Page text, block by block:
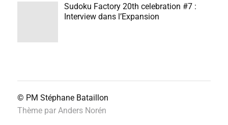
Sudoku Factory 20th celebration #7 :
Interview dans l’Expansion
© PM Stéphane Bataillon
Thème par Anders Norén